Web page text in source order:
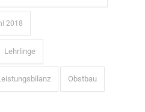
2018
Lehrlinge
Obstbau